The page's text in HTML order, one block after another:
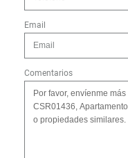
Email
Comentarios